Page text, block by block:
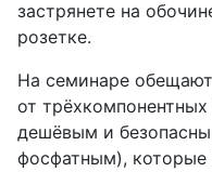
застрянете на
розетке.
На семинаре
от
дешёвым и
фосфатным), которые